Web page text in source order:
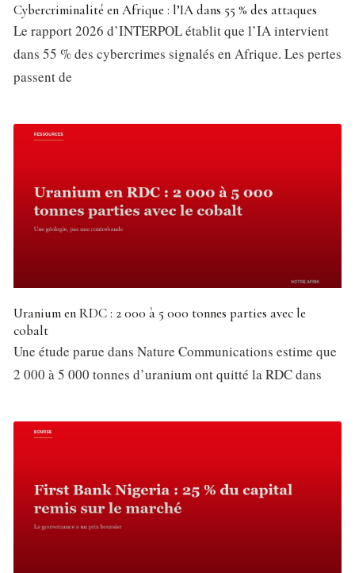
Cybercriminalité en Afrique : l’IA dans 55 % des attaques
Le rapport 2026 d’INTERPOL établit que l’IA intervient
dans 55 % des cybercrimes signalés en Afrique. Les pertes
passent de
Uranium en RDC : 2 000 à 5 000 tonnes parties avec le
cobalt
Une étude parue dans Nature Communications estime que
2 000 à 5 000 tonnes d’uranium ont quitté la RDC dans